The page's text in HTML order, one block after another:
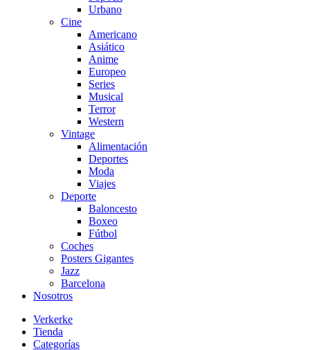
Urbano
Cine
Americano
Asiático
Anime
Europeo
Series
Musical
Terror
Western
Vintage
Alimentación
Deportes
Moda
Viajes
Deporte
Baloncesto
Boxeo
Fútbol
Coches
Posters Gigantes
Jazz
Barcelona
Nosotros
Verkerke
Tienda
Categorías